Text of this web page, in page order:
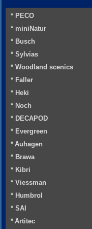
* PECO
* miniNatur
* Busch
* Sylvias
* Woodland scenics
* Faller
* Heki
* Noch
* DECAPOD
* Evergreen
* Auhagen
* Brawa
* Kibri
* Viessman
* Humbrol
* SAI
* Artitec